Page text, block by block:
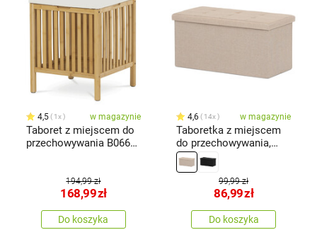
4,5 1x w magazynie
Taboret z miejscem do
przechowywania B066
194,99 zł
168,99zł
Do koszyka
4,6 14x w magazynie
Taboretka z miejscem
do przechowywania,
kremowa,76 x 37 x 37
cm
99,99 zł
86,99zł
Do koszyka